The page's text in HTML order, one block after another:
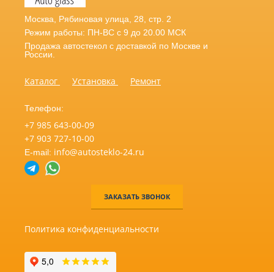
Москва, Рябиновая улица, 28, стр. 2
Режим работы: ПН-ВС с 9 до 20.00 МСК
Продажа автостекол с доставкой по Москве и
России.
Каталог Установка Ремонт
Телефон:
+7 985 643-00-09
+7 903 727-10-00
E-mail: info@autosteklo-24.ru
ЗАКАЗАТЬ ЗВОНОК
Политика конфиденциальности